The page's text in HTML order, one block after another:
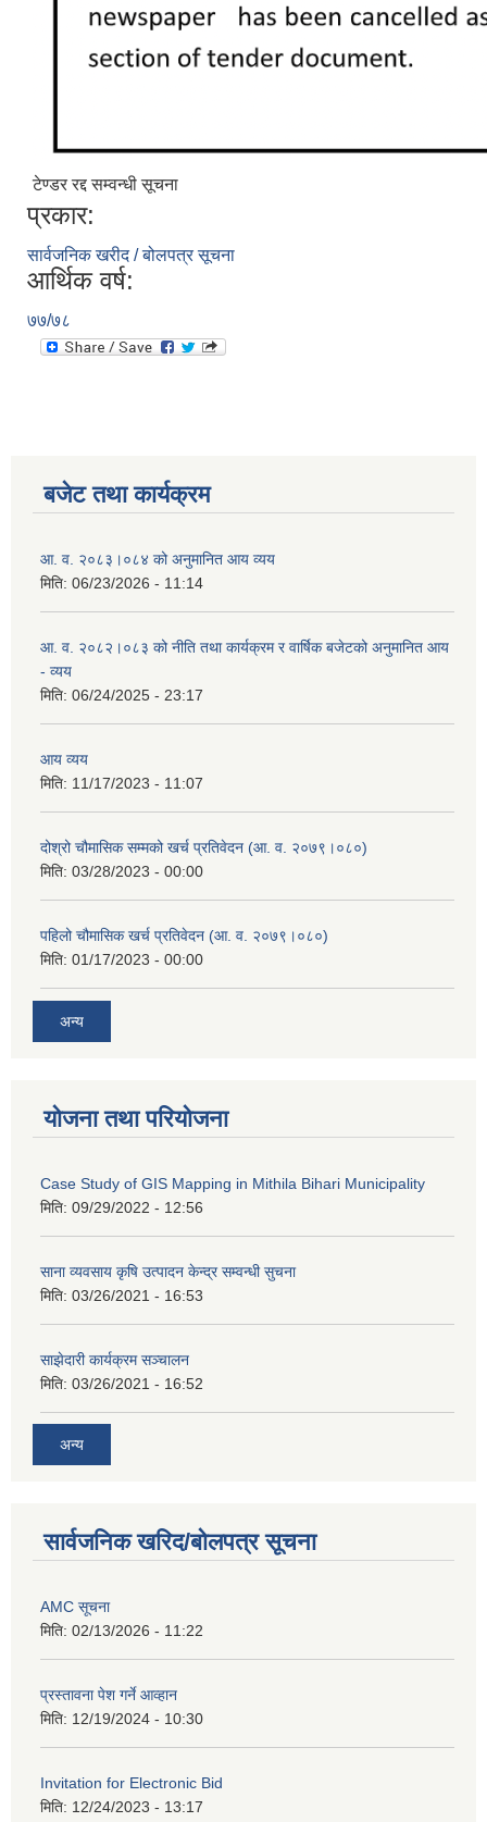
टेण्डर रद्द सम्वन्धी सूचना
प्रकार:
सार्वजनिक खरीद / बोलपत्र सूचना
आर्थिक वर्ष:
७७/७८
बजेट तथा कार्यक्रम
आ. व. २०८३।०८४ को अनुमानित आय व्यय
मिति: 06/23/2026 - 11:14
आ. व. २०८२।०८३ को नीति तथा कार्यक्रम र वार्षिक बजेटको अनुमानित आय
- व्यय
मिति: 06/24/2025 - 23:17
आय व्यय
मिति: 11/17/2023 - 11:07
दोश्रो चौमासिक सम्मको खर्च प्रतिवेदन (आ. व. २०७९।०८०)
मिति: 03/28/2023 - 00:00
पहिलो चौमासिक खर्च प्रतिवेदन (आ. व. २०७९।०८०)
मिति: 01/17/2023 - 00:00
अन्य
योजना तथा परियोजना
Case Study of GIS Mapping in Mithila Bihari Municipality
मिति: 09/29/2022 - 12:56
साना व्यवसाय कृषि उत्पादन केन्द्र सम्वन्धी सुचना
मिति: 03/26/2021 - 16:53
साझेदारी कार्यक्रम सञ्चालन
मिति: 03/26/2021 - 16:52
अन्य
सार्वजनिक खरिद/बोलपत्र सूचना
AMC सूचना
मिति: 02/13/2026 - 11:22
प्रस्तावना पेश गर्ने आव्हान
मिति: 12/19/2024 - 10:30
Invitation for Electronic Bid
मिति: 12/24/2023 - 13:17